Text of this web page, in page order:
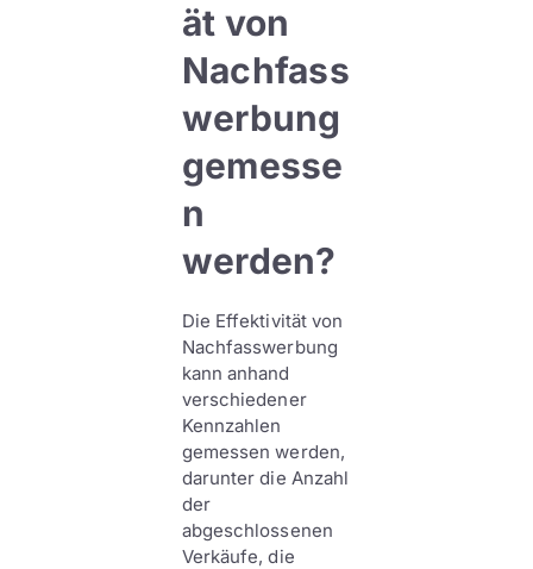
ät von
Nachfass
werbung
gemesse
n
werden?
Die Effektivität von
Nachfasswerbung
kann anhand
verschiedener
Kennzahlen
gemessen werden,
darunter die Anzahl
der
abgeschlossenen
Verkäufe, die